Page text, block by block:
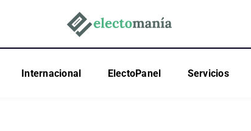
Internacional ElectoPanel Servicios